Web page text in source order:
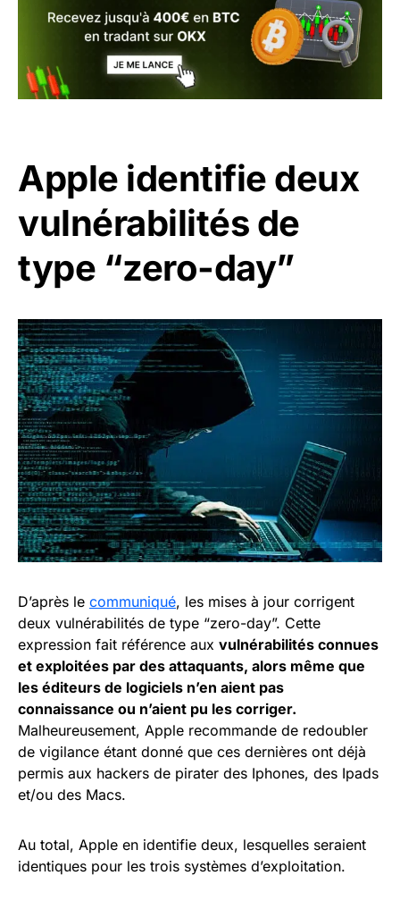
Apple identifie deux
vulnérabilités de
type “zero-day”
D’après le communiqué, les mises à jour corrigent
deux vulnérabilités de type “zero-day”. Cette
expression fait référence aux vulnérabilités connues
et exploitées par des attaquants, alors même que
les éditeurs de logiciels n’en aient pas
connaissance ou n’aient pu les corriger.
Malheureusement, Apple recommande de redoubler
de vigilance étant donné que ces dernières ont déjà
permis aux hackers de pirater des Iphones, des Ipads
et/ou des Macs.
Au total, Apple en identifie deux, lesquelles seraient
identiques pour les trois systèmes d’exploitation.